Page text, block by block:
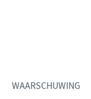
WAARSCHUWING